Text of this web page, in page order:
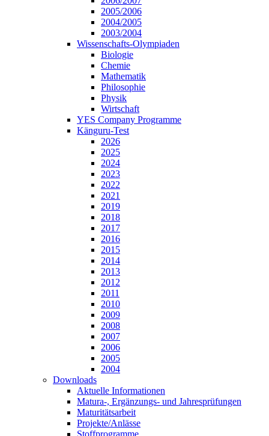
2005/2006
2004/2005
2003/2004
Wissenschafts-Olympiaden
Biologie
Chemie
Mathematik
Philosophie
Physik
Wirtschaft
YES Company Programme
Känguru-Test
2026
2025
2024
2023
2022
2021
2019
2018
2017
2016
2015
2014
2013
2012
2011
2010
2009
2008
2007
2006
2005
2004
Downloads
Aktuelle Informationen
Matura-, Ergänzungs- und Jahresprüfungen
Maturitätsarbeit
Projekte/Anlässe
Stoffprogramme